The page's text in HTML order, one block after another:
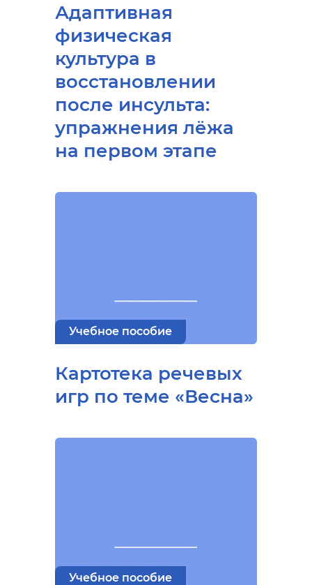
Адаптивная
физическая
культура в
восстановлении
после инсульта:
упражнения лёжа
на первом этапе
Учебное пособие
Картотека речевых
игр по теме «Весна»
Учебное пособие